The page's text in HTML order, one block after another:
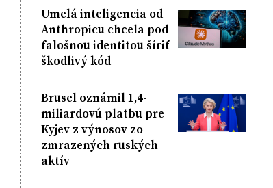
Umelá inteligencia od
Anthropicu chcela pod
falošnou identitou šíriť
škodlivý kód
Brusel oznámil 1,4-
miliardovú platbu pre
Kyjev z výnosov zo
zmrazených ruských
aktív